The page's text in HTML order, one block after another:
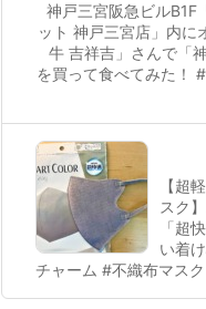
神戸三宮阪急ビルB1F
ット 神戸三宮店」内に
牛 吉祥吉」さんで「
を買って食べてみた！
【超
スク
「超
い着
チャーム #不織布マス